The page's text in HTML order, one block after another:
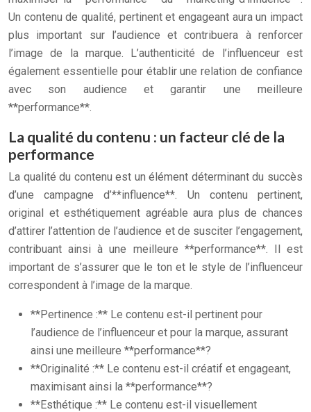
Un contenu de qualité, pertinent et engageant aura un impact
plus important sur l’audience et contribuera à renforcer
l’image de la marque. L’authenticité de l’influenceur est
également essentielle pour établir une relation de confiance
avec son audience et garantir une meilleure
**performance**.
La qualité du contenu : un facteur clé de la
performance
La qualité du contenu est un élément déterminant du succès
d’une campagne d’**influence**. Un contenu pertinent,
original et esthétiquement agréable aura plus de chances
d’attirer l’attention de l’audience et de susciter l’engagement,
contribuant ainsi à une meilleure **performance**. Il est
important de s’assurer que le ton et le style de l’influenceur
correspondent à l’image de la marque.
**Pertinence :** Le contenu est-il pertinent pour
l’audience de l’influenceur et pour la marque, assurant
ainsi une meilleure **performance**?
**Originalité :** Le contenu est-il créatif et engageant,
maximisant ainsi la **performance**?
**Esthétique :** Le contenu est-il visuellement